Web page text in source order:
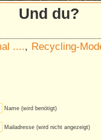
Und du?
...., Recycling-
Name (wird benötigt)
Mailadresse (wird nicht angezeigt)